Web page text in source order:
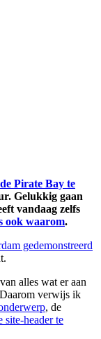
Pirate Bay te
Gelukkig gaan
vandaag zelfs
ook waarom.
gedemonstreerd
alles wat er aan
verwijs ik
, de
header te